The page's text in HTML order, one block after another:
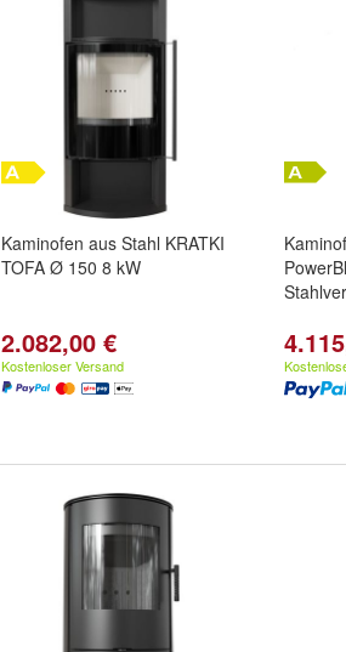
Kaminofen aus Stahl KRATKI
TOFA Ø 150 8 kW
2.082,00 €
Kostenloser Versand